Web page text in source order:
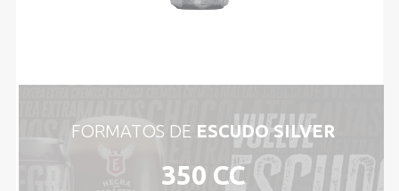
FORMATOS DE ESCUDO SILVER
350 CC